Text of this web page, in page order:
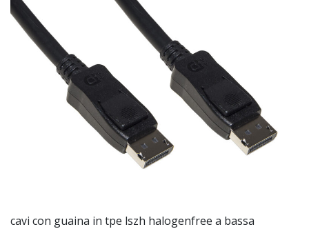
cavi con guaina in tpe lszh halogenfree a bassa